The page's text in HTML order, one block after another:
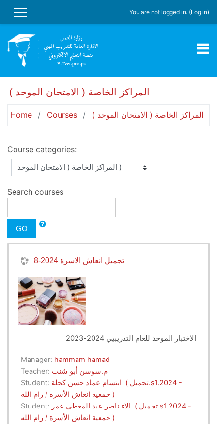
SIDE PANEL
You are not logged in. (Log in)
المراكز الخاصة ( الامتحان الموحد )
Home Courses المراكز الخاصة ( الامتحان الموحد )
Course categories:
Search courses
GO
تجميل انعاش الاسرة 2024-8
الاختبار الموحد للعام التدريبيي 2024-2023
Manager: hammam hamad
Teacher: م.سوسن أبو شنب
Student: ابتسام عماد حسن كحلة ( تجميل.s1.2024 -
جمعية انعاش الأسرة / رام الله )
Student: الاء ناصر عبد المعطي عمر ( تجميل.s1.2024 -
جمعية انعاش الأسرة / رام الله )